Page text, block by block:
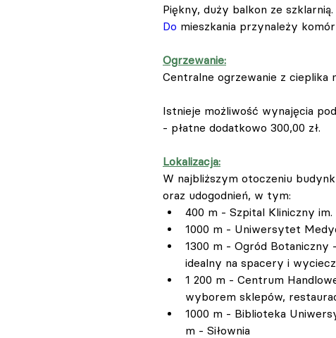
Piękny, duży balkon ze szklarnią.
Do mieszkania przynależy
Ogrzewanie:
Centralne ogrzewanie z cieplika
Istnieje możliwość wynajęcia
- płatne dodatkowo 300,00 zł.
Lokalizacja:
W najbliższym otoczeniu
oraz udogodnień, w tym:
400 m - Szpital Kliniczny
1000 m - Uniwersytet
1300 m - Ogród
idealny na spacery i
1 200 m - Centrum
wyborem sklepów,
1000 m - Biblioteka
m - Siłownia